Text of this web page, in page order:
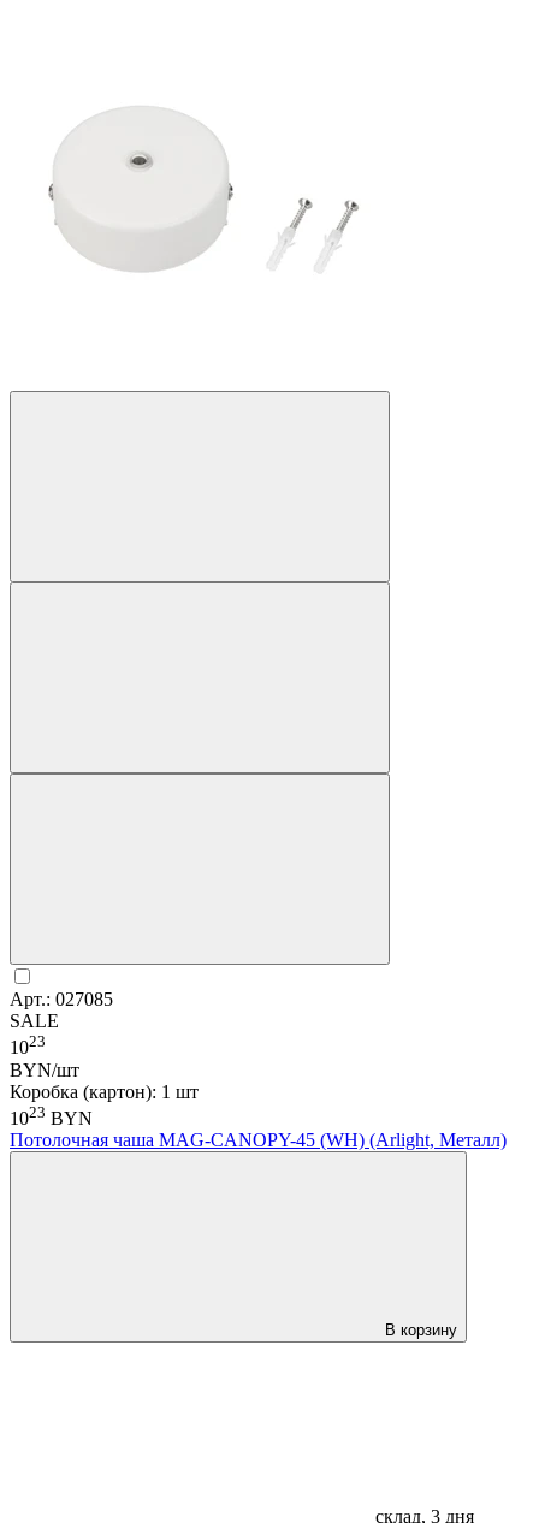
Арт.: 027085
SALE
1023
BYN/шт
Коробка (картон): 1 шт
1023 BYN
Потолочная чаша MAG-CANOPY-45 (WH) (Arlight, Металл)
В корзину
склад, 3 дня